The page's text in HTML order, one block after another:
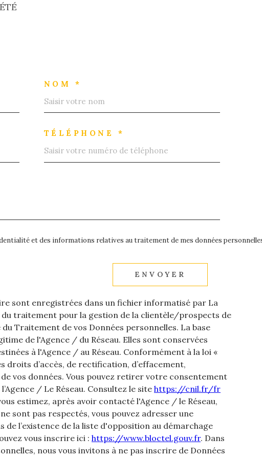
NOM *
TÉLÉPHONE *
et des informations relatives au traitement de mes données
ENVOYER
sont enregistrées dans un fichier informatisé par La
traitement pour la gestion de la clientèle/prospects de
Traitement de vos Données personnelles. La base
de l'Agence / du Réseau. Elles sont conservées
à l'Agence / au Réseau. Conformément à la loi «
droits d’accès, de rectification, d’effacement,
vos données. Vous pouvez retirer votre consentement
/ Le Réseau. Consultez le site https://cnil.fr/fr
estimez, après avoir contacté l'Agence / le Réseau,
sont pas respectés, vous pouvez adresser une
l’existence de la liste d'opposition au démarchage
vous inscrire ici : https://www.bloctel.gouv.fr. Dans
nous vous invitons à ne pas inscrire de Données